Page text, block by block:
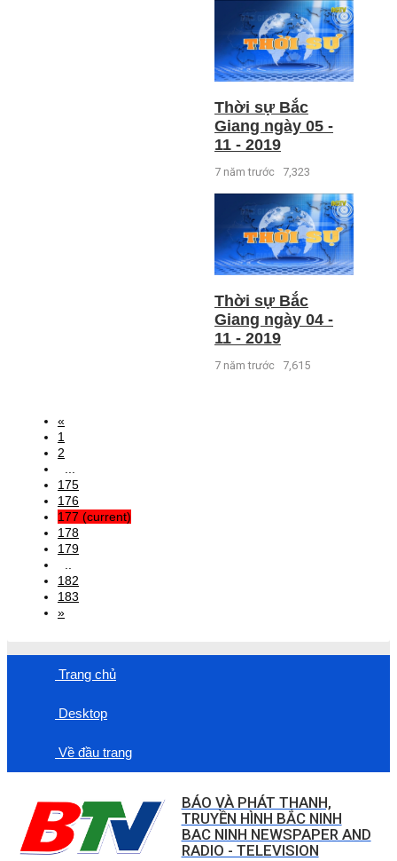
Thời sự Bắc
Giang ngày 05 -
11 - 2019
7 năm trước 7,323
Thời sự Bắc
Giang ngày 04 -
11 - 2019
7 năm trước 7,615
«
1
2
175
176
177 (current)
178
179
182
183
»
Trang chủ
Desktop
Về đầu trang
BÁO VÀ PHÁT THANH,
TRUYỀN HÌNH BẮC NINH
BAC NINH NEWSPAPER AND
RADIO - TELEVISION